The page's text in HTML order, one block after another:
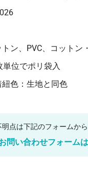
トン、PVC、コットン
単位でポリ袋入
紐色：生地と同色
点は下記のフォームから
問い合わせフォーム